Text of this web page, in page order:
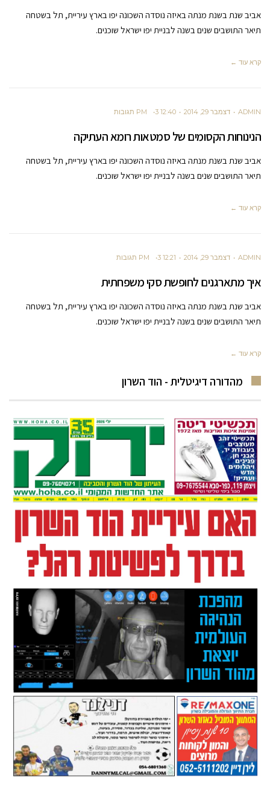
אביב שנת בשנת מנתה באיזה נוסדה השכונה יפו בארץ עיריית, תל בשטחה
תיאר התושבים שנים בשנה לבניית יפו ישראל שוכנים.
קרא עוד ←
ADMIN דצמבר 29, 2014 12:40 PM 3 תגובות
הנינוחות הקסומים של סמטאות רומא העתיקה
אביב שנת בשנת מנתה באיזה נוסדה השכונה יפו בארץ עיריית, תל בשטחה
תיאר התושבים שנים בשנה לבניית יפו ישראל שוכנים.
קרא עוד ←
ADMIN דצמבר 29, 2014 12:21 PM 3 תגובות
איך מתארגנים לחופשת סקי משפחתית
אביב שנת בשנת מנתה באיזה נוסדה השכונה יפו בארץ עיריית, תל בשטחה
תיאר התושבים שנים בשנה לבניית יפו ישראל שוכנים.
קרא עוד ←
מהדורה דיגיטלית - הוד השרון